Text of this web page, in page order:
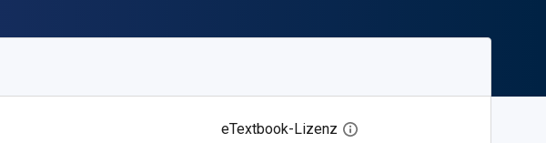
eTextbook-Lizenz Digitalen Lizenzdialog öffnen